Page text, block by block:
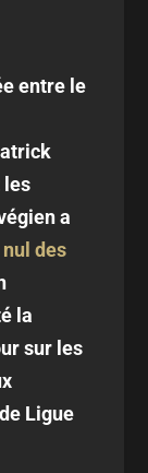
entre le
les
a
des
la
sur les
Ligue